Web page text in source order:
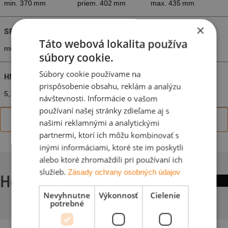
min. 370 mm priem. 402 mm max. 435 mm
SPOTREBA ŠKRIDIEL
min. 8,2 ks/m² priem. 8,9 ks/m² max. 9,7 ks/m²
HMOTNOSŤ
5,1 kg/ks 45,4 kg/m²
Zobraziť viac
Hodnoty LAF/FLA
×
Táto webová lokalita používa
súbory cookie.
Súbory cookie používame na
prispôsobenie obsahu, reklám a analýzu
návštevnosti. Informácie o vašom
používaní našej stránky zdieľame aj s
našimi reklamnými a analytickými
partnermi, ktorí ich môžu kombinovať s
inými informáciami, ktoré ste im poskytli
alebo ktoré zhromaždili pri používaní ich
služieb.Zásady ochrany osobných údajov
Nevyhnutne
potrebné
Výkonnosť Cielenie